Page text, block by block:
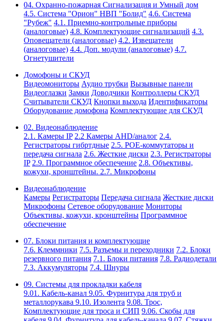
04. Охранно-пожарная Сигнализация и Умный дом
4.5. Система "Орион" НВП "Болид" 4.6. Система
"Рубеж" 4.1. Приемно-контрольные приборы
(аналоговые) 4.8. Комплектующие сигнализаций 4.3.
Оповещатели (аналоговые) 4.2. Извещатели
(аналоговые) 4.4. Доп. модули (аналоговые) 4.7.
Огнетушители
Домофоны и СКУД
Видеомониторы Аудио трубки Вызывные панели
Видеоглазки Замки Доводчики Контроллеры СКУД
Считыватели СКУД Кнопки выхода Идентификаторы
Оборудование домофона Комплектующие для СКУД
02. Видеонаблюдение
2.1. Камеры IP 2.2 Камеры AHD/аналог 2.4.
Регистраторы гибртдные 2.5. РОЕ-коммутаторы и
передача сигнала 2.6. Жесткие диски 2.3. Регистраторы
IP 2.9. Программное обеспечение 2.8. Объективы,
кожухи, кронштейны. 2.7. Микрофоны
Видеонаблюдение
Камеры Регистраторы Передача сигнала Жесткие диски
Микрофоны Сетевое оборудование Мониторы
Объективы, кожухи, кронштейны Программное
обеспечение
07. Блоки питания и комплектующие
7.6. Клеммники 7.5. Разъемы и переходники 7.2. Блоки
резервного питания 7.1. Блоки питания 7.8. Радиодетали
7.3. Аккумуляторы 7.4. Шнуры
09. Системы для прокладки кабеля
9.01. Кабель-канал 9.05. Фурнитура для труб и
металлорукава 9.10. Изолента 9.08. Трос,
Комплектующие для троса и СИП 9.06. Скобы для